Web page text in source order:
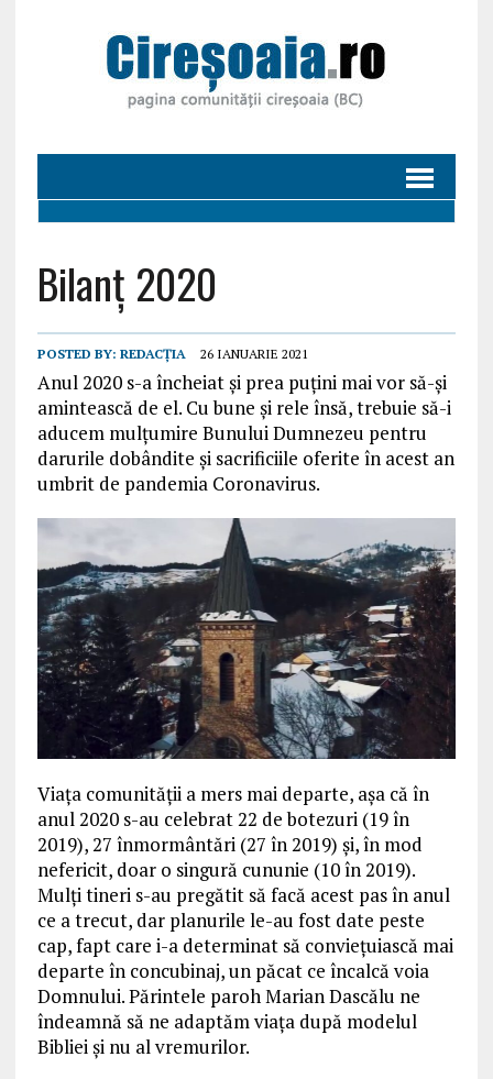
Bilanț 2020
POSTED BY: REDACȚIA 26 IANUARIE 2021
Anul 2020 s-a încheiat și prea puțini mai vor să-și
amintească de el. Cu bune și rele însă, trebuie să-i
aducem mulțumire Bunului Dumnezeu pentru
darurile dobândite și sacrificiile oferite în acest an
umbrit de pandemia Coronavirus.
Viața comunității a mers mai departe, așa că în
anul 2020 s-au celebrat 22 de botezuri (19 în
2019), 27 înmormântări (27 în 2019) și, în mod
nefericit, doar o singură cununie (10 în 2019).
Mulți tineri s-au pregătit să facă acest pas în anul
ce a trecut, dar planurile le-au fost date peste
cap, fapt care i-a determinat să conviețuiască mai
departe în concubinaj, un păcat ce încalcă voia
Domnului. Părintele paroh Marian Dascălu ne
îndeamnă să ne adaptăm viața după modelul
Bibliei și nu al vremurilor.